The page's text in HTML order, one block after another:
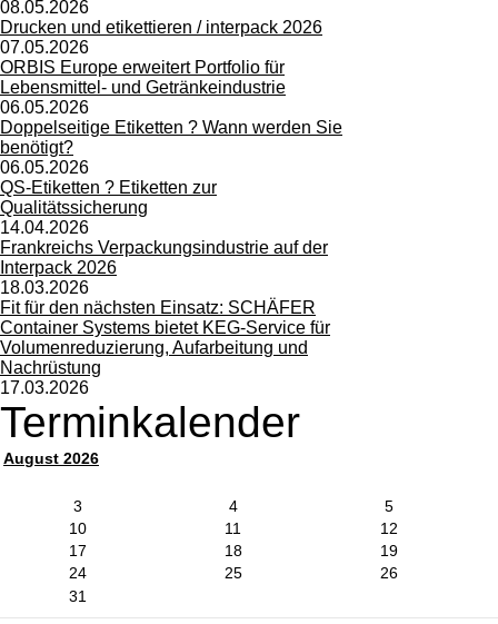
08.05.2026
Drucken und etikettieren / interpack 2026
07.05.2026
ORBIS Europe erweitert Portfolio für
Lebensmittel- und Getränkeindustrie
06.05.2026
Doppelseitige Etiketten ? Wann werden Sie
benötigt?
06.05.2026
QS-Etiketten ? Etiketten zur
Qualitätssicherung
14.04.2026
Frankreichs Verpackungsindustrie auf der
Interpack 2026
18.03.2026
Fit für den nächsten Einsatz: SCHÄFER
Container Systems bietet KEG-Service für
Volumenreduzierung, Aufarbeitung und
Nachrüstung
17.03.2026
Terminkalender
August 2026
3 4
5
10
11
12
17
18
19
24
25
26
31